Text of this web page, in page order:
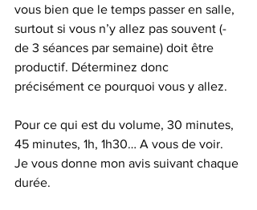
vous bien que le temps passer en salle,
surtout si vous n’y allez pas souvent (-
de 3 séances par semaine) doit être
productif. Déterminez donc
précisément ce pourquoi vous y allez.
Pour ce qui est du volume, 30 minutes,
45 minutes, 1h, 1h30… A vous de voir.
Je vous donne mon avis suivant chaque
durée.